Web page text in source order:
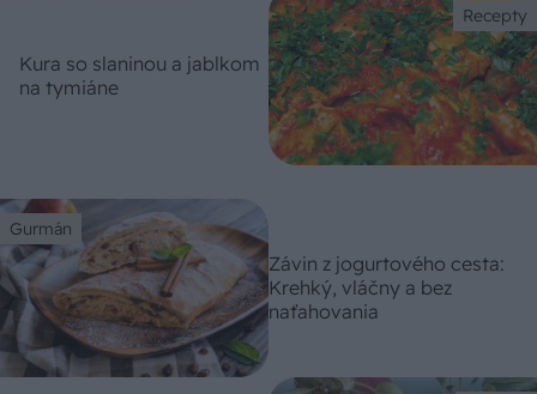
Recepty
Kura so slaninou a jablkom
na tymiáne
Gurmán
Závin z jogurtového cesta:
Krehký, vláčny a bez
naťahovania